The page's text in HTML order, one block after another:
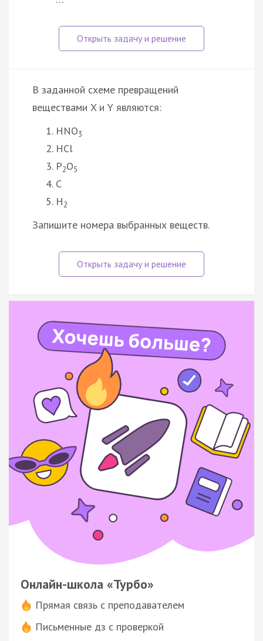
В заданной схеме превращений
веществами X и Y являются:
HNO3
HCl
P2O5
C
H2
Запишите номера выбранных веществ.
Онлайн-школа «Турбо»
Прямая связь с преподавателем
Письменные дз с проверкой